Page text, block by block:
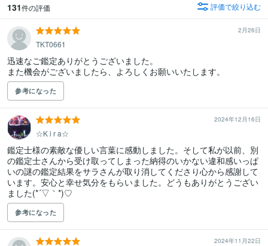
131件の評価 評価で絞り込む
2月26日
TKT0661
迅速なご鑑定ありがとうございました。
また機会がございましたら、よろしくお願いいたします。
参考になった
2024年12月16日
☆K i r a☆
鑑定士様の素敵な優しい言葉に感動しました。そして私が以前、別
の鑑定士さんから受け取ってしまった納得のいかない違和感いっぱ
いの謎の鑑定結果をサラさんが取り消してくださり心から感謝して
います。安心と幸せ気分をもらいました。どうもありがとうござい
参考になった
2024年11月22日